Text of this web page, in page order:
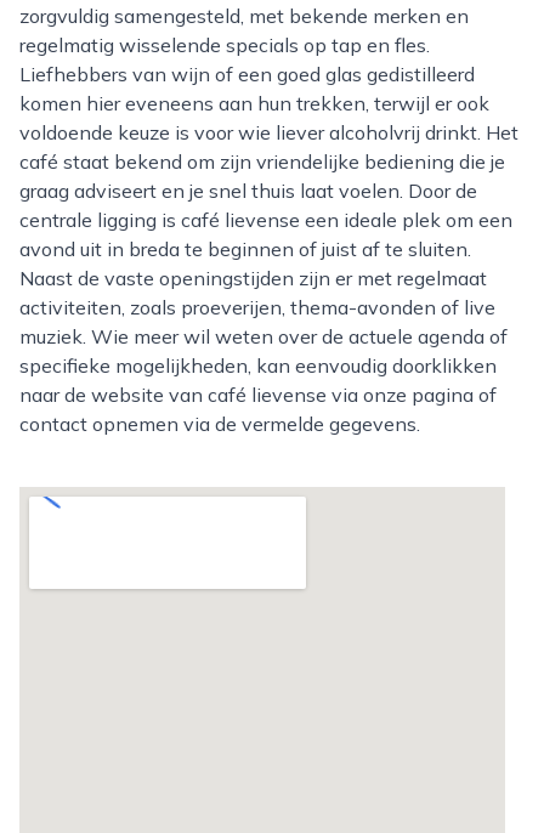
zorgvuldig samengesteld, met bekende merken en
regelmatig wisselende specials op tap en fles.
Liefhebbers van wijn of een goed glas gedistilleerd
komen hier eveneens aan hun trekken, terwijl er ook
voldoende keuze is voor wie liever alcoholvrij drinkt. Het
café staat bekend om zijn vriendelijke bediening die je
graag adviseert en je snel thuis laat voelen. Door de
centrale ligging is café lievense een ideale plek om een
avond uit in breda te beginnen of juist af te sluiten.
Naast de vaste openingstijden zijn er met regelmaat
activiteiten, zoals proeverijen, thema-avonden of live
muziek. Wie meer wil weten over de actuele agenda of
specifieke mogelijkheden, kan eenvoudig doorklikken
naar de website van café lievense via onze pagina of
contact opnemen via de vermelde gegevens.